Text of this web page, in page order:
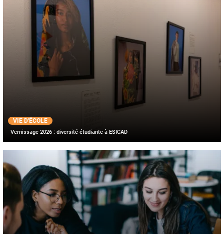
VIE D'ÉCOLE
Vernissage 2026 : diversité étudiante à ESICAD